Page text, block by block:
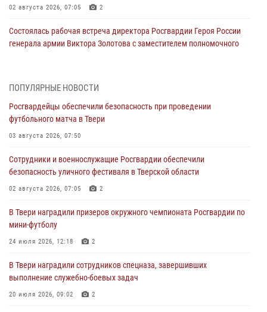
02 августа 2026, 07:05 2
Состоялась рабочая встреча директора Росгвардии Героя России
генерала армии Виктора Золотова с заместителем полномочного
31 июля 2026, 05:42 4
Росгвардейцы в Твери приняли участие в молебне, посвященном
Дню Крещения Руси
28 июля 2026, 11:30
Сотрудники вневедомственной охраны совершили 250 выездов и
пресекли 20 правонарушений за неделю в Тверской области
27 июля 2026, 08:29
В Твери наградили призеров окружного чемпионата Росгвардии по
мини-футболу
24 июля 2026, 12:18 2
Росгвардейцы оказали помощь водителю на дороге в городе Кашин
22 июля 2026, 08:35
ПОПУЛЯРНЫЕ НОВОСТИ
Росгвардейцы обеспечили безопасность при проведении
футбольного матча в Твери
03 августа 2026, 07:50
Сотрудники и военнослужащие Росгвардии обеспечили
безопасность уличного фестиваля в Тверской области
02 августа 2026, 07:05 2
В Твери наградили призеров окружного чемпионата Росгвардии по
мини-футболу
24 июля 2026, 12:18 2
В Твери наградили сотрудников спецназа, завершивших
выполнение служебно-боевых задач
20 июля 2026, 09:02 2